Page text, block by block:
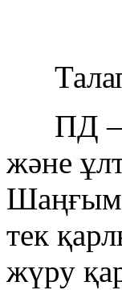
ПД –
және
тек
жүру